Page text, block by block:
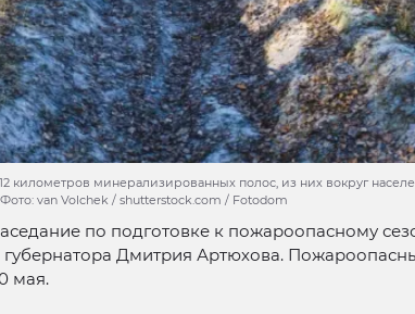
километров минерализированных полос, из них вокруг
van Volchek / shutterstock.com / Fotodom
по подготовке к пожароопасному
губернатора Дмитрия Артюхова.
мая.